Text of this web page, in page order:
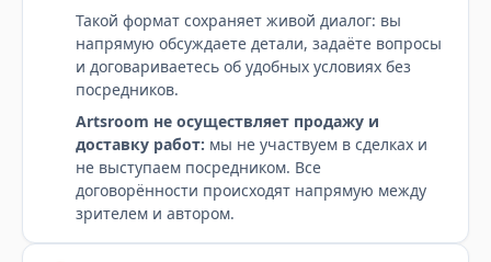
Такой формат сохраняет живой диалог: вы
напрямую обсуждаете детали, задаёте вопросы
и договариваетесь об удобных условиях без
посредников.
Artsroom не осуществляет продажу и
доставку работ: мы не участвуем в сделках и
не выступаем посредником. Все
договорённости происходят напрямую между
зрителем и автором.